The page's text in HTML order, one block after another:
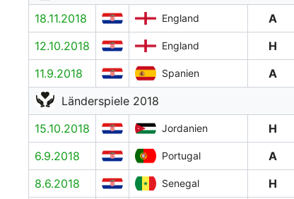
18.11.2018
England A
12.10.2018
England H
11.9.2018
Spanien A
Länderspiele 2018
15.10.2018
Jordanien H
6.9.2018
Portugal A
8.6.2018
Senegal H